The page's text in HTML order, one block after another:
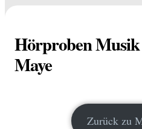
Hörproben
Maye
Zurück zu